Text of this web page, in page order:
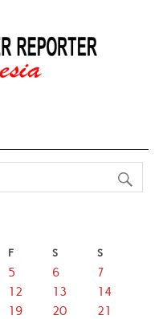
F S S
5 6
7
12 13
14
19 20
21